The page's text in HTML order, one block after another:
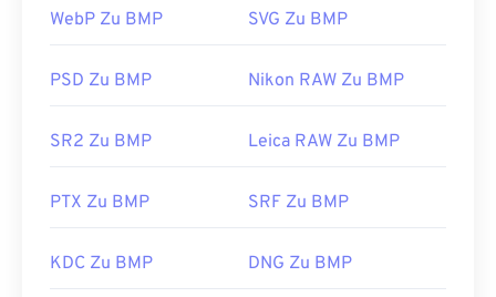
Verknüpfung mit Microsoft kann eine
Gerät, Betriebssystem oder jeder Anwendung
auch mit vielen anderen Anwendungen erstellen,
BMP-Datei in ein Vektorbild konvertieren möchten,
WebP Zu BMP SVG Zu BMP
PSD Zu BMP Nikon RAW Zu BMP
SR2 Zu BMP Leica RAW Zu BMP
PTX Zu BMP SRF Zu BMP
KDC Zu BMP DNG Zu BMP